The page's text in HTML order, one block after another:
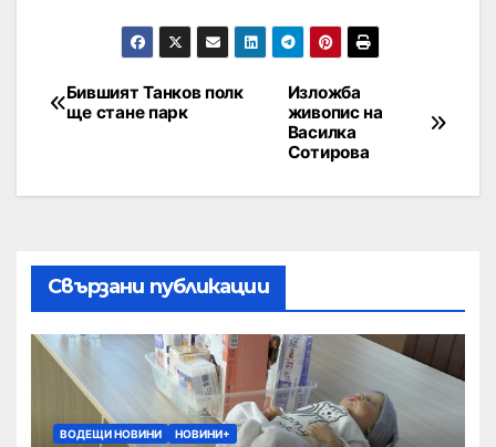
Изложба
живопис на
Василка
Сотирова
Бившият Танков полк
ще стане парк
Свързани публикации
ВОДЕЩИ НОВИНИ НОВИНИ+